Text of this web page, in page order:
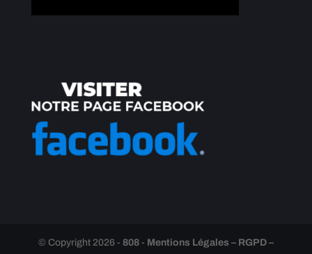
© Copyright 2026 - 808- Mentions Légales – RGPD –